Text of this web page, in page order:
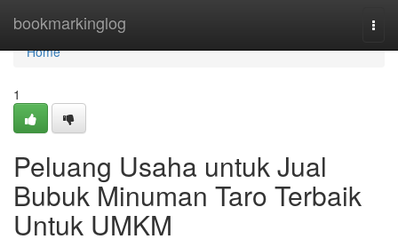
bookmarkinglog
Home
Home
1
Peluang Usaha untuk Jual
Bubuk Minuman Taro Terbaik
Untuk UMKM